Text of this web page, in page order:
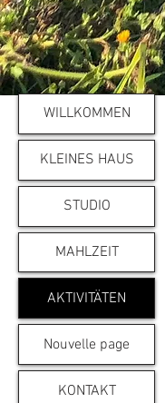
WILLKOMMEN
KLEINES HAUS
STUDIO
MAHLZEIT
AKTIVITÄTEN
Nouvelle page
KONTAKT